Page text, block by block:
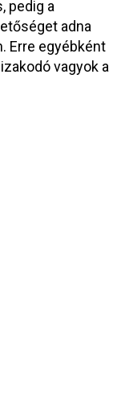
pedig a
adna
Erre egyébként
vagyok a